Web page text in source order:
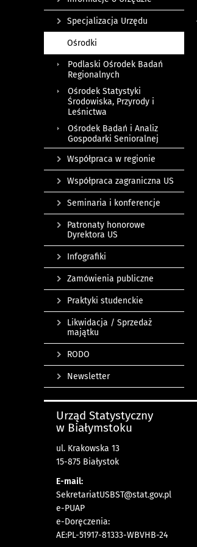
Specjalizacja Urzędu
Ośrodki
Podlaski Ośrodek Badań
Regionalnych
Ośrodek Statystyki
Środowiska, Przyrody i
Leśnictwa
Ośrodek Badań i Analiz
Gospodarki Senioralnej
Współpraca w regionie
Współpraca zagraniczna US
Seminaria i konferencje
Patronaty honorowe
Dyrektora US
Infografiki
Zamówienia publiczne
Praktyki studenckie
Likwidacja / Sprzedaż
majątku
RODO
Newsletter
Urząd Statystyczny
w Białymstoku
ul. Krakowska 13
15-875 Białystok
E-mail:
SekretariatUSBST@stat.gov.pl
e-PUAP
e-Doręczenia:
AE:PL-51917-81333-WBVHB-24